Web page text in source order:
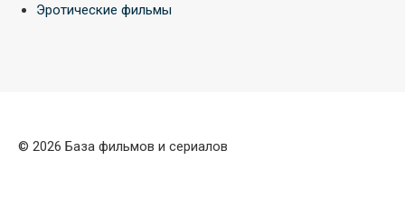
Эротические фильмы
© 2026 База фильмов и сериалов